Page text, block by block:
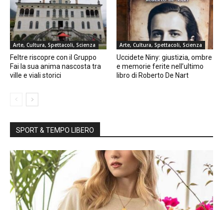
Arte, Cultura, Spettacoli, Scienza
Feltre riscopre con il Gruppo
Fai la sua anima nascosta tra
ville e viali storici
Arte, Cultura, Spettacoli, Scienza
Uccidete Niny: giustizia, ombre
e memorie ferite nell’ultimo
libro di Roberto De Nart
SPORT & TEMPO LIBERO